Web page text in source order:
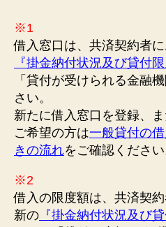
※1
借入窓口は、共済契約者
『掛金納付状況及び貸付
「貸付が受けられる金融
さい。
新たに借入窓口を登録、
ご希望の方は一般貸付の
きの流れをご確認ください
※2
借入の限度額は、共済契
新の 『掛金納付状況及び